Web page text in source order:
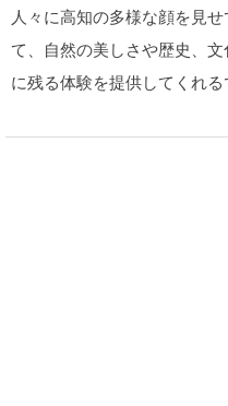
人々に高知の多様な顔を見
て、自然の美しさや歴史、
に残る体験を提供してくれる